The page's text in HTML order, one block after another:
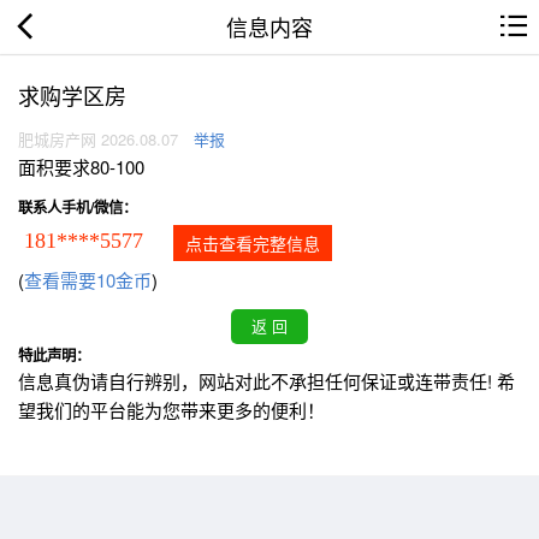
信息内容
求购学区房
肥城房产网 2026.08.07 举报
面积要求80-100
联系人手机/微信：
181****5577 点击查看完整信息
(查看需要10金币)
特此声明：
信息真伪请自行辨别，网站对此不承担任何保证或连带责任! 希
望我们的平台能为您带来更多的便利！